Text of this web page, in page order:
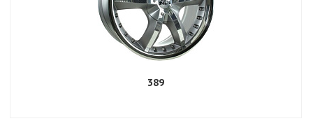
389